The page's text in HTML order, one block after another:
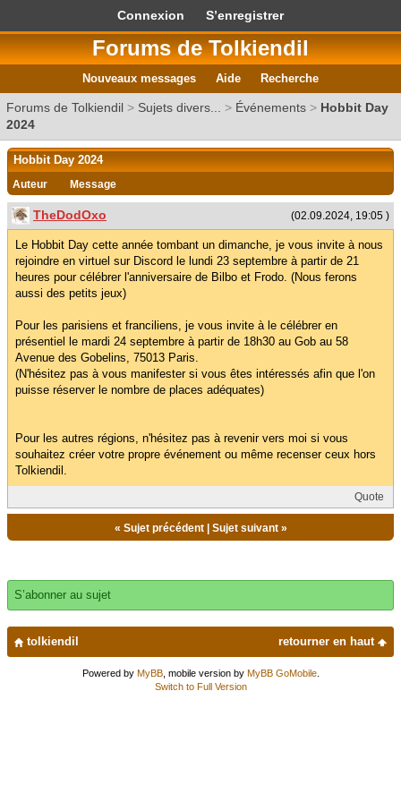
Connexion S’enregistrer
Forums de Tolkiendil
Nouveaux messages Aide Recherche
Forums de Tolkiendil > Sujets divers... > Événements > Hobbit Day
2024
Hobbit Day 2024
Auteur Message
(02.09.2024, 19:05 )
TheDodOxo
Le Hobbit Day cette année tombant un dimanche, je vous invite à nous
rejoindre en virtuel sur Discord le lundi 23 septembre à partir de 21
heures pour célébrer l'anniversaire de Bilbo et Frodo. (Nous ferons
aussi des petits jeux)
Pour les parisiens et franciliens, je vous invite à le célébrer en
présentiel le mardi 24 septembre à partir de 18h30 au Gob au 58
Avenue des Gobelins, 75013 Paris.
(N'hésitez pas à vous manifester si vous êtes intéressés afin que l'on
puisse réserver le nombre de places adéquates)
Pour les autres régions, n'hésitez pas à revenir vers moi si vous
souhaitez créer votre propre événement ou même recenser ceux hors
Tolkiendil.
Quote
« Sujet précédent| Sujet suivant»
S’abonner au sujet
retourner en haut
tolkiendil
Powered by MyBB, mobile version by MyBB GoMobile.
Switch to Full Version